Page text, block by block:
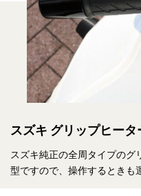
スズキ グリップヒータ
スズキ純正の全周タイプの
型ですので、操作するときも